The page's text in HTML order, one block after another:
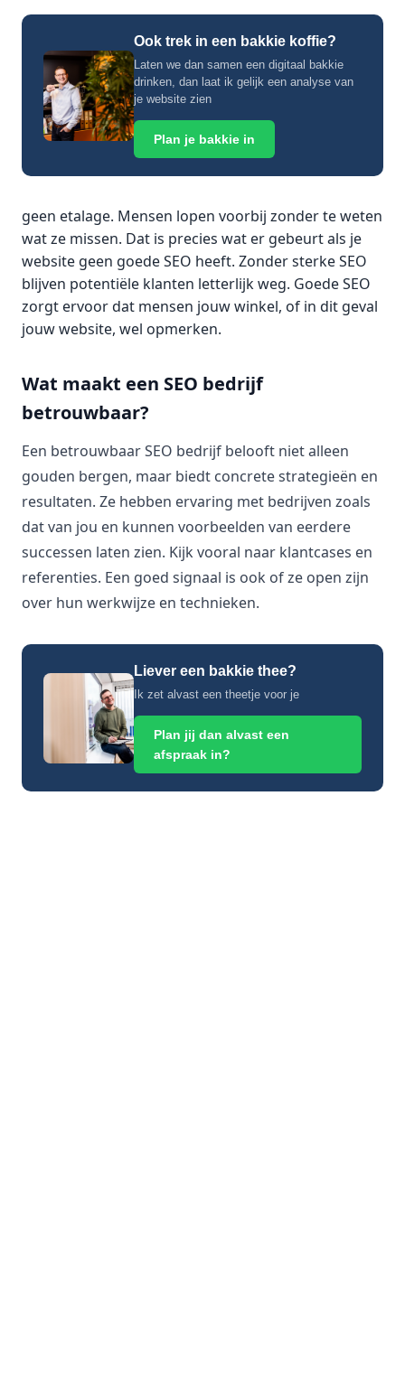
Ook trek in een bakkie koffie?
Laten we dan samen een digitaal bakkie
drinken, dan laat ik gelijk een analyse van
je website zien
Plan je bakkie in
geen etalage. Mensen lopen voorbij zonder te weten
wat ze missen. Dat is precies wat er gebeurt als je
website geen goede SEO heeft. Zonder sterke SEO
blijven potentiële klanten letterlijk weg. Goede SEO
zorgt ervoor dat mensen jouw winkel, of in dit geval
jouw website, wel opmerken.
Wat maakt een SEO bedrijf
betrouwbaar?
Een betrouwbaar SEO bedrijf belooft niet alleen
gouden bergen, maar biedt concrete strategieën en
resultaten. Ze hebben ervaring met bedrijven zoals
dat van jou en kunnen voorbeelden van eerdere
successen laten zien. Kijk vooral naar klantcases en
referenties. Een goed signaal is ook of ze open zijn
over hun werkwijze en technieken.
Liever een bakkie thee?
Ik zet alvast een theetje voor je
Plan jij dan alvast een
afspraak in?